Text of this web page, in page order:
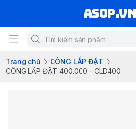
asop.vn
Trang chủ
CÔNG LẮP ĐẶT
CÔNG LẮP ĐẶT 400.000 - CLD400